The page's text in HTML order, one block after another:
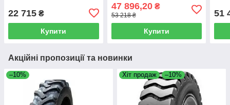
22 715 ₴
Купити
47 896,20₴
53 218 ₴
Купити
51
Акційні пропозиції та новинки
–10% Хіт продаж –10%